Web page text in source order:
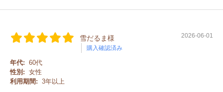
雪だるま様
購入確認済み
2026-06-01
年代: 60代
性別: 女性
利用期間: 3年以上